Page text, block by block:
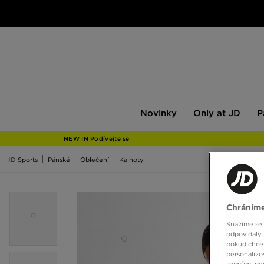
Novinky
JD
Only at JD
NEW IN Podívejte se
JD Sports Pánské Oblečení Kalhoty
Snažíme
odpovídaly
pokud